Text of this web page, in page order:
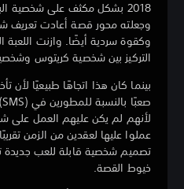
2018 بشكل مكثف على شخصية
وجعلته محور قصة أعادت تعريف
وكقوة سردية أيضًا. وازنت اللعبة
التركيز بين شخصية كريتوس
بينما كان هذا اتجاهًا طبيعيًا لأن
لأنهم لم يكن عليهم العمل على
عملوا عليها لعقدين من الزمن
تصميم شخصية قابلة للعب جديدة
خيوط القصة.